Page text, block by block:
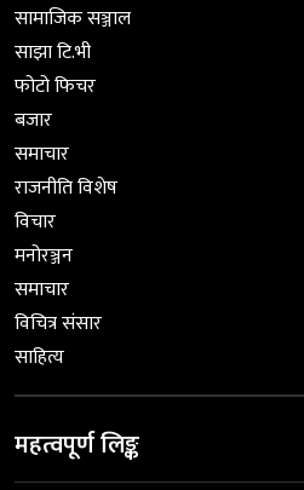
सामाजिक सञ्जाल
साझा टि.भी
फोटो फिचर
बजार
समाचार
राजनीति विशेष
विचार
मनोरञ्जन
समाचार
विचित्र संसार
साहित्य
महत्वपूर्ण लिङ्क